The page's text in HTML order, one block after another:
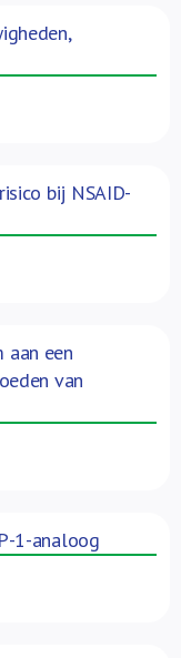
bij NSAID-
aan een
van
1-analoog